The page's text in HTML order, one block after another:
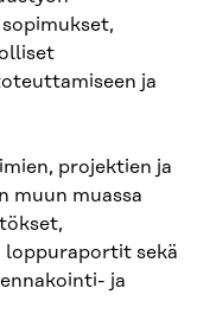
ja
projektien ja
muun muassa
loppuraportit sekä
ja